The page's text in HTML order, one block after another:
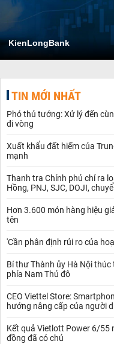
KienLongBank
TIN MỚI NHẤT
Phó thủ tướng: Xử lý đến
đi vòng
Xuất khẩu đất hiếm của
mạnh
Thanh tra Chính phủ chỉ ra
Hồng, PNJ, SJC, DOJI,
Hơn 3.600 món hàng hiệu
tên
'Cần phân định rủi ro của
Bí thư Thành ủy Hà Nội
phía Nam Thủ đô
CEO Viettel Store:
hướng nâng cấp của người
Kết quả Vietlott Power 6/
đồng đã có chủ